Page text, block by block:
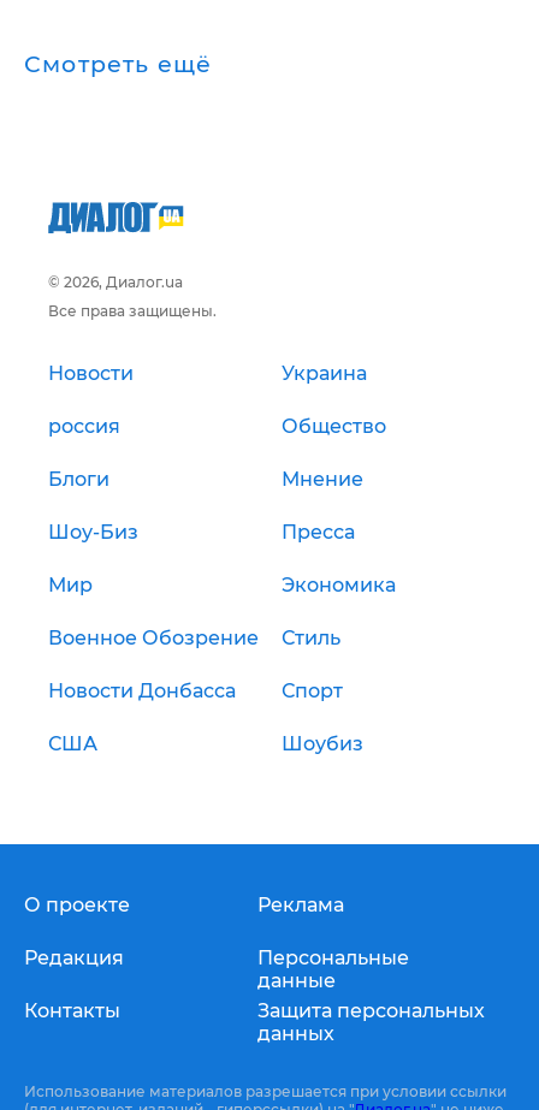
Смотреть ещё
© 2026, Диалог.ua
Все права защищены.
Новости Украина
россия Общество
Блоги Мнение
Шоу-Биз Пресса
Мир Экономика
Военное Обозрение Стиль
Новости Донбасса Спорт
США Шоубиз
О проекте
Редакция
Контакты
Реклама
Персональные
данные
Защита персональных
данных
Использование материалов разрешается при условии ссылки